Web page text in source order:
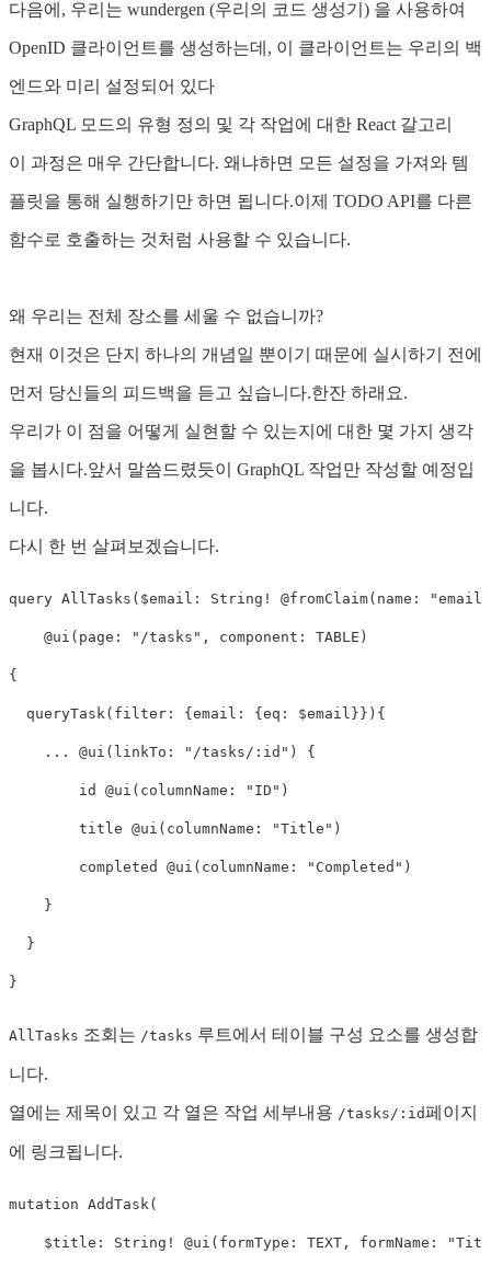
다음에, 우리는 wundergen (우리의 코드 생성기) 을 사용하여
OpenID 클라이언트를 생성하는데, 이 클라이언트는 우리의 백
엔드와 미리 설정되어 있다
GraphQL 모드의 유형 정의 및 각 작업에 대한 React 갈고리
이 과정은 매우 간단합니다. 왜냐하면 모든 설정을 가져와 템
플릿을 통해 실행하기만 하면 됩니다.이제 TODO API를 다른
함수로 호출하는 것처럼 사용할 수 있습니다.
왜 우리는 전체 장소를 세울 수 없습니까?
현재 이것은 단지 하나의 개념일 뿐이기 때문에 실시하기 전에
먼저 당신들의 피드백을 듣고 싶습니다.한잔 하래요.
우리가 이 점을 어떻게 실현할 수 있는지에 대한 몇 가지 생각
을 봅시다.앞서 말씀드렸듯이 GraphQL 작업만 작성할 예정입
니다.
다시 한 번 살펴보겠습니다.
query AllTasks ( $email : String ! @fromClaim( name : "email
@ui ( page : "/tasks" , component : TABLE )
{
queryTask( filter : { email : { eq : $email }}){
... @ui ( linkTo : "/tasks/:id" ) {
id @ui ( columnName : "ID" )
title @ui ( columnName : "Title" )
completed @ui ( columnName : "Completed" )
}
}
}
AllTasks 조회는 /tasks 루트에서 테이블 구성 요소를 생성합
니다.
열에는 제목이 있고 각 열은 작업 세부내용 /tasks/:id페이지
에 링크됩니다.
mutation AddTask(
$title : String ! @ui ( formType : TEXT , formName : "